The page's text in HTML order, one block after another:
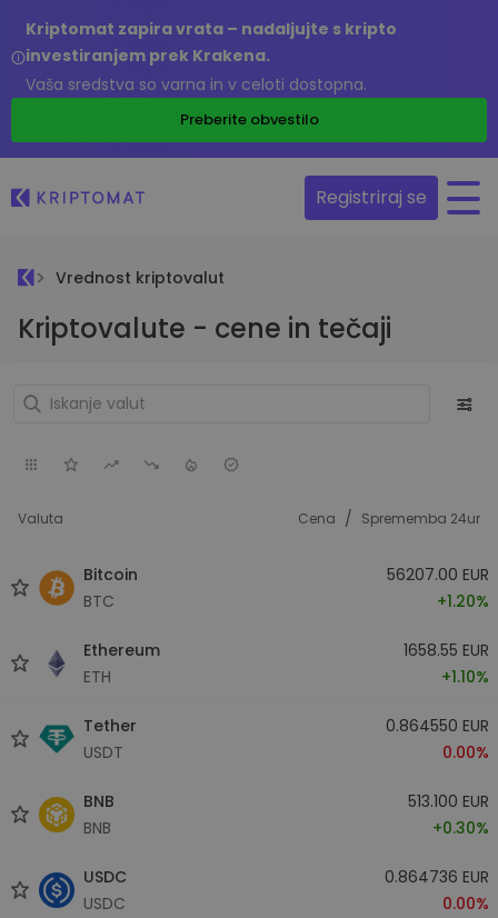
Kriptomat zapira vrata – nadaljujte s kripto
investiranjem prek Krakena.
Vaša sredstva so varna in v celoti dostopna.
Preberite obvestilo
Registriraj se
Vrednost kriptovalut
Kriptovalute - cene in tečaji
Valuta Cena / Sprememba 24ur
Bitcoin
BTC
56207.00 EUR
+1.20%
Ethereum
ETH
1658.55 EUR
+1.10%
Tether
USDT
0.864550 EUR
0.00%
BNB
BNB
513.100 EUR
+0.30%
USDC
USDC
0.864736 EUR
0.00%